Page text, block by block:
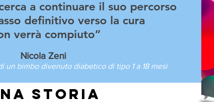
a continuare il suo percorso
definitivo verso la cura
verrà compiuto”
Nicola Zeni
un bimbo divenuto diabetico di tipo 1 a 18 mesi
storia